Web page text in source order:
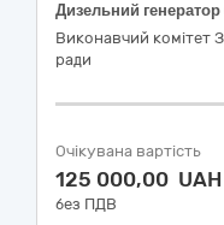
Виконавчий комітет
ради
Очікувана вартість
125 000,00 UAH
без ПДВ